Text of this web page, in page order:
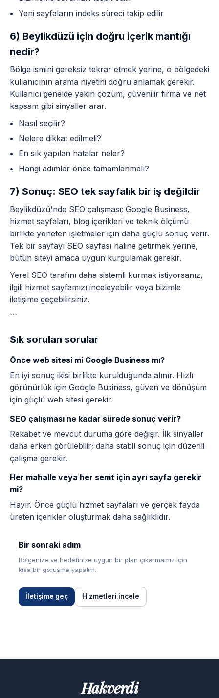
Yeni sayfaların indeks süreci takip edilir
6) Beylikdüzü için doğru içerik mantığı
nedir?
Bölge ismini gereksiz tekrar etmek yerine, o bölgedeki
kullanıcının arama niyetini doğru anlamak gerekir.
Kullanıcı genelde yakın çözüm, güvenilir firma ve net
kapsam gibi sinyaller arar.
Nasıl seçilir?
Nelere dikkat edilmeli?
En sık yapılan hatalar neler?
Hangi adımlar önce tamamlanmalı?
7) Sonuç: SEO tek sayfalık bir iş değildir
Beylikdüzü'nde SEO çalışması; Google Business,
hizmet sayfaları, blog içerikleri ve teknik ölçümü
birlikte yöneten işletmeler için daha güçlü sonuç verir.
Tek bir sayfayı SEO sayfası haline getirmek yerine,
bütün siteyi amaca uygun kurgulamak gerekir.
Yerel SEO tarafını daha sistemli kurmak istiyorsanız,
ilgili hizmet sayfamızı inceleyebilir veya bizimle
iletişime geçebilirsiniz.
```
Sık sorulan sorular
Önce web sitesi mi Google Business mı?
En iyi sonuç ikisi birlikte kurulduğunda alınır. Hızlı
görünürlük için Google Business, güven ve dönüşüm
için güçlü web sitesi gerekir.
SEO çalışması ne kadar sürede sonuç verir?
Rekabet ve mevcut duruma göre değişir. İlk sinyaller
daha erken görülebilir; daha stabil sonuç için düzenli
çalışma gerekir.
Her mahalle veya her semt için ayrı sayfa gerekir
mi?
Hayır. Önce güçlü hizmet sayfaları ve gerçek fayda
üreten içerikler oluşturmak daha sağlıklıdır.
Bir sonraki adım
Bölgenize ve hedefinize uygun bir plan çıkarmamız için
kısa bir görüşme yapalım.
İletişime geç Hizmetleri incele
Hakverdi